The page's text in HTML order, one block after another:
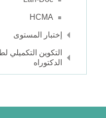
HCMA
إختبار المستوى
التكوين التكميلي
الدكتوراه